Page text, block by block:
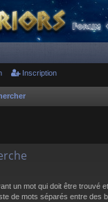
Inscription
un mot qui doit être trouvé
de mots séparés entre des